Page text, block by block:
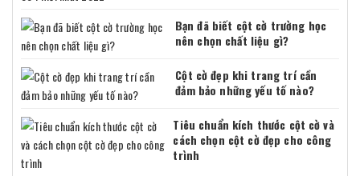
Bạn đã biết cột cờ trường học
nên chọn chất liệu gì?
Cột cờ đẹp khi trang trí cần
đảm bảo những yếu tố nào?
Tiêu chuẩn kích thước cột cờ và
cách chọn cột cờ đẹp cho công
trình